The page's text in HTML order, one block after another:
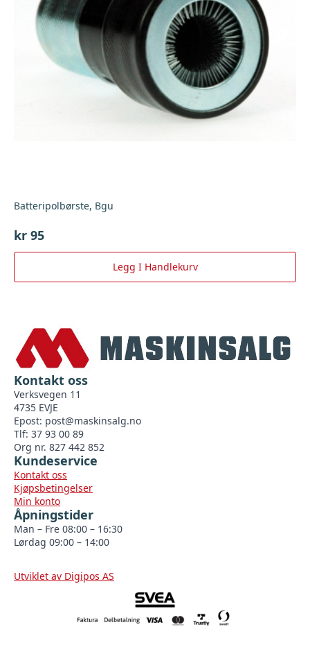
Batteripolbørste, Bgu
kr 95
Legg I Handlekurv
Kontakt oss
Verksvegen 11
4735 EVJE
Epost: post@maskinsalg.no
Tlf: 37 93 00 89
Org nr. 827 442 852
Kundeservice
Kontakt oss
Kjøpsbetingelser
Min konto
Åpningstider
Man – Fre 08:00 – 16:30
Lørdag 09:00 – 14:00
Utviklet av Digipos AS